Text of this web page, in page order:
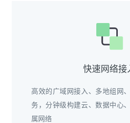
快速网络接
高效的广域网接入、多地组网
务，分钟级构建云、数据中心
属网络